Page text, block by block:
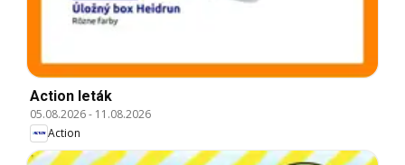
Action leták
05.08.2026- 11.08.2026
Action